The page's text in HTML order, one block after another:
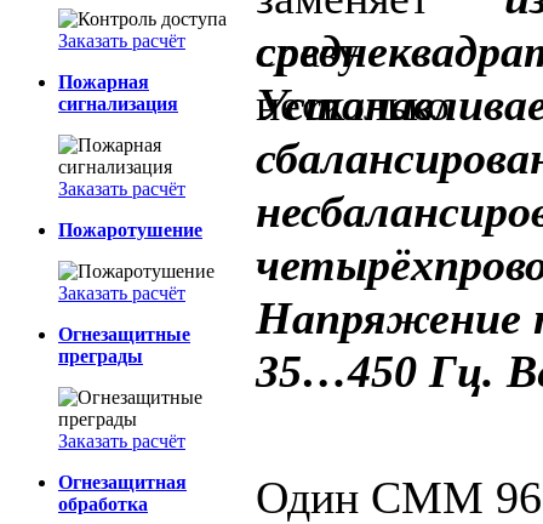
Заказать расчёт
Пожарная
сигнализация
Заказать расчёт
Пожаротушение
Заказать расчёт
Огнезащитные
преграды
Заказать расчёт
Огнезащитная
обработка
Напряжение
35…450 Гц.
Один CMM